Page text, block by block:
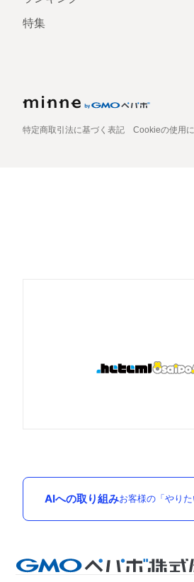
特集
特定商取引法に基づく表記 Cookieの使用
AIへの取り組みお客様の「やり